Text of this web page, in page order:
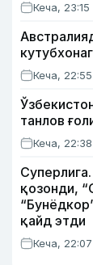
Кеча, 23:15
Кеча, 22:55
танлов
Кеча, 22:38
қозонди,
қайд этди
Кеча, 22:07